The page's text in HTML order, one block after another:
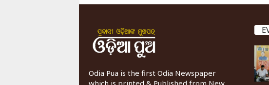
Odia Pua is the first Odia Newspaper
which is printed & Published from New